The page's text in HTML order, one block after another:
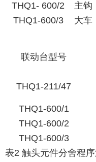
THQ1- 600/2
主钩
THQ1-600/3
大车
联动台型号
THQ1-211/47
THQ1-600/1
THQ1-600/2
THQ1-600/3
表2 触头元件分舍程